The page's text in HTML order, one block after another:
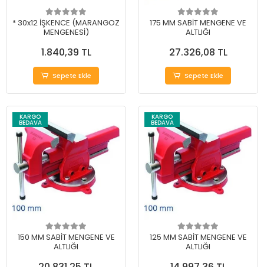
* 30x12 İŞKENCE (MARANGOZ
MENGENESİ)
1.840,39 TL
Sepete Ekle
175 MM SABİT MENGENE VE
ALTLIĞI
27.326,08 TL
Sepete Ekle
KARGO
BEDAVA
150 MM SABİT MENGENE VE
ALTLIĞI
KARGO
BEDAVA
125 MM SABİT MENGENE VE
ALTLIĞI